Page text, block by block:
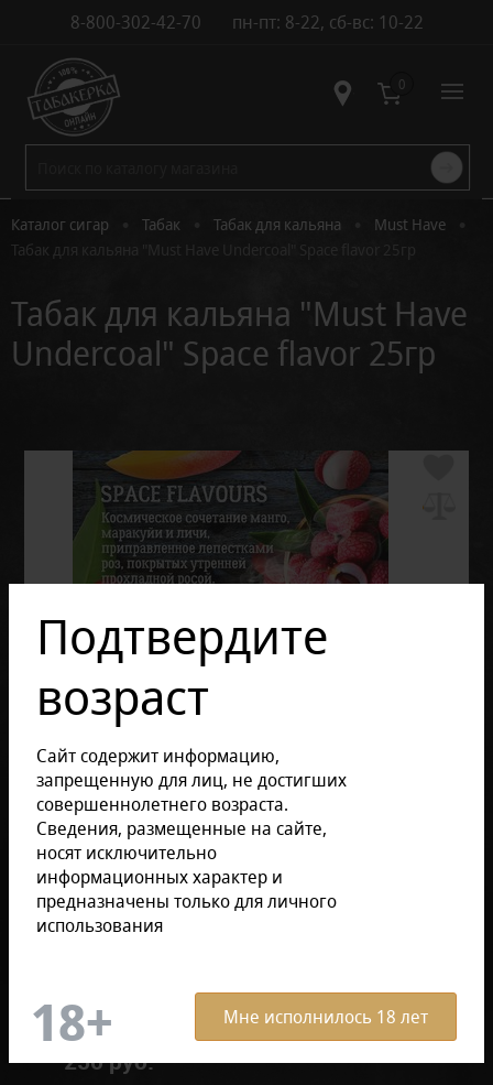
8-800-302-42-70 пн-пт: 8-22, сб-вс: 10-22
Контакты 0
Каталог сигар Табак Табак для кальяна Must Have
Табак для кальяна "Must Have Undercoal" Space flavor 25гр
Табак для кальяна "Must Have
Undercoal" Space flavor 25гр
Подтвердите
возраст
Сайт содержит информацию,
запрещенную для лиц, не достигших
совершеннолетнего возраста.
Сведения, размещенные на сайте,
носят исключительно
информационных характер и
предназначены только для личного
использования
Мне исполнилось 18 лет
250 руб.